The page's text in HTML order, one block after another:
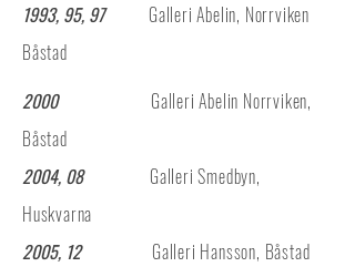
1993, 95, 97 Galleri Abelin, Norrviken
Båstad
2000 Galleri Abelin Norrviken,
Båstad
2004, 08 Galleri Smedbyn,
Huskvarna
2005, 12 Galleri Hansson, Båstad